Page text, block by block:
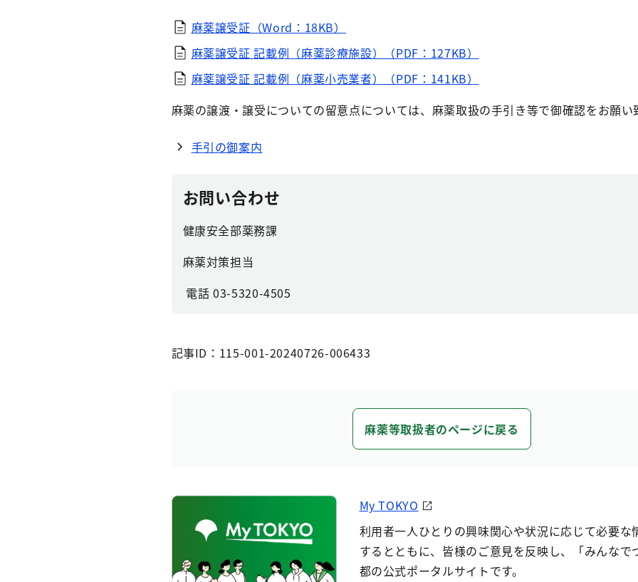
麻薬譲受証（Word：18KB）
麻薬譲受証 記載例（麻薬診療施設）（PDF：127KB）
麻薬譲受証 記載例（麻薬小売業者）（PDF：141KB）
麻薬の譲渡・譲受についての留意点については、麻薬取扱の手引き等で御確認をお願い
手引の御案内
お問い合わせ
健康安全部薬務課
麻薬対策担当
電話 03-5320-4505
記事ID：115-001-20240726-006433
麻薬等取扱者のページに戻る
My TOKYO
利用者一人ひとりの興味関心や状況に応じて必要な
するとともに、皆様のご意見を反映し、「みんなで
都の公式ポータルサイトです。